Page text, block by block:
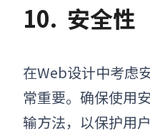
10. 安全性
在Web设计中考虑
常重要。确保使用
输方法，以保护用